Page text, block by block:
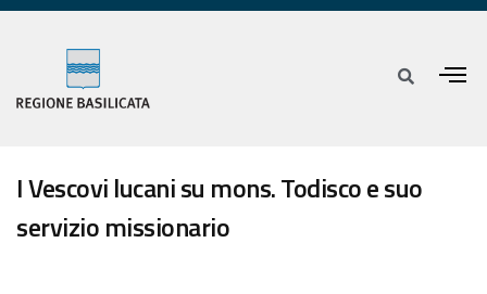
I Vescovi lucani su mons. Todisco e suo
servizio missionario